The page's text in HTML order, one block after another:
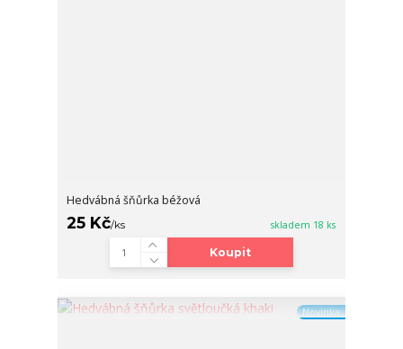
Hedvábná šňůrka béžová
25 Kč/ks skladem 18 ks
Koupit
Novinka